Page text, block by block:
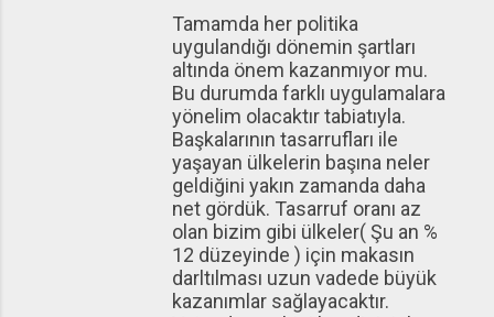
Tamamda her politika
uygulandığı dönemin şartları
altında önem kazanmıyor mu.
Bu durumda farklı uygulamalara
yönelim olacaktır tabiatıyla.
Başkalarının tasarrufları ile
yaşayan ülkelerin başına neler
geldiğini yakın zamanda daha
net gördük. Tasarruf oranı az
olan bizim gibi ülkeler( Şu an %
12 düzeyinde ) için makasın
darltılması uzun vadede büyük
kazanımlar sağlayacaktır.